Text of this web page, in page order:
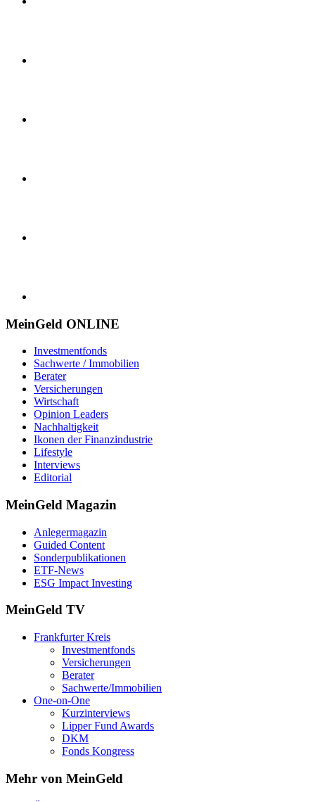
MeinGeld ONLINE
Investmentfonds
Sachwerte / Immobilien
Berater
Versicherungen
Wirtschaft
Opinion Leaders
Nachhaltigkeit
Ikonen der Finanzindustrie
Lifestyle
Interviews
Editorial
MeinGeld Magazin
Anlegermagazin
Guided Content
Sonderpublikationen
ETF-News
ESG Impact Investing
MeinGeld TV
Frankfurter Kreis
Investmentfonds
Versicherungen
Berater
Sachwerte/Immobilien
One-on-One
Kurzinterviews
Lipper Fund Awards
DKM
Fonds Kongress
Mehr von MeinGeld